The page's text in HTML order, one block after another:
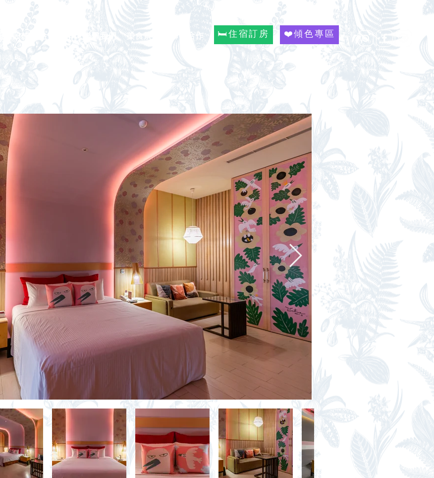
服務設施 企業徵才 聯繫我們 美食景點 聯名合作 🛏️住宿訂房 ❤️傾色專區